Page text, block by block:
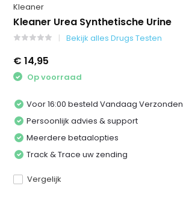
Kleaner
Kleaner Urea Synthetische Urine
Bekijk alles Drugs Testen
€ 14,95
Op voorraad
Voor 16:00 besteld Vandaag Verzonden
Persoonlijk advies & support
Meerdere betaalopties
Track & Trace uw zending
Vergelijk